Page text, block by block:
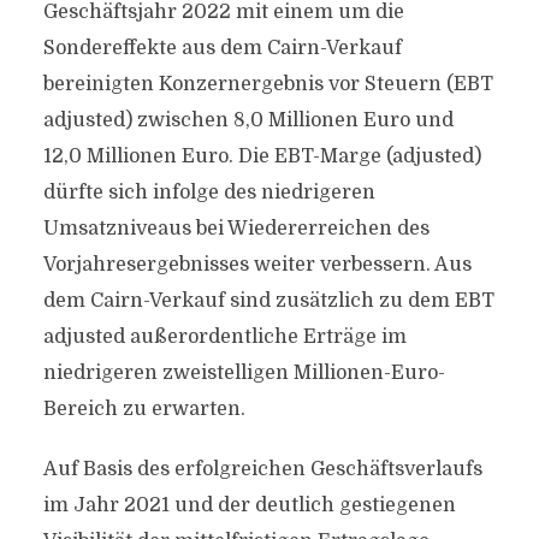
Geschäftsjahr 2022 mit einem um die
Sondereffekte aus dem Cairn-Verkauf
bereinigten Konzernergebnis vor Steuern (EBT
adjusted) zwischen 8,0 Millionen Euro und
12,0 Millionen Euro. Die EBT-Marge (adjusted)
dürfte sich infolge des niedrigeren
Umsatzniveaus bei Wiedererreichen des
Vorjahresergebnisses weiter verbessern. Aus
dem Cairn-Verkauf sind zusätzlich zu dem EBT
adjusted außerordentliche Erträge im
niedrigeren zweistelligen Millionen-Euro-
Bereich zu erwarten.
Auf Basis des erfolgreichen Geschäftsverlaufs
im Jahr 2021 und der deutlich gestiegenen